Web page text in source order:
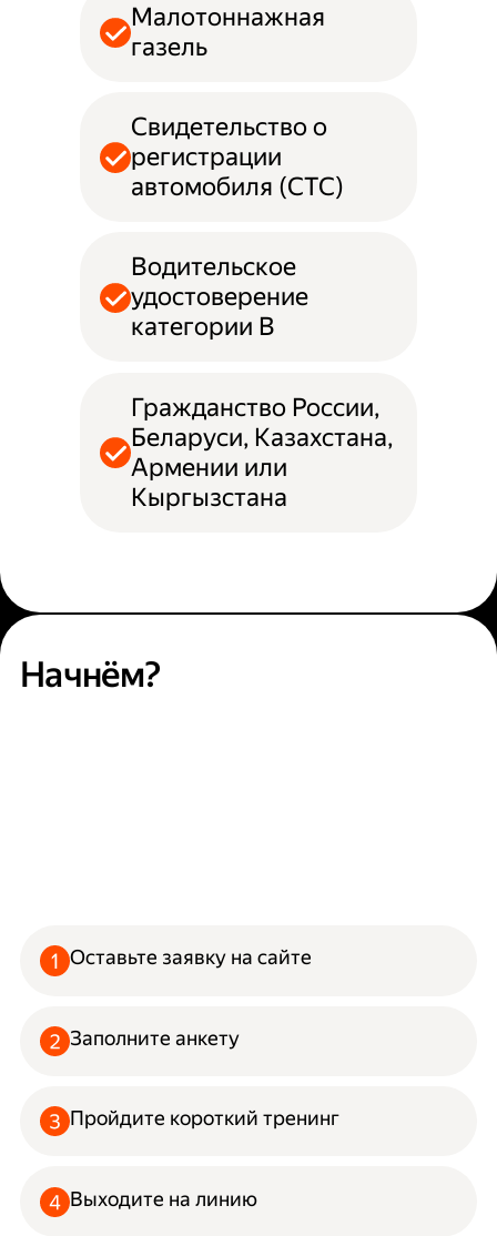
Малотоннажная
газель
Свидетельство о
регистрации
автомобиля (СТС)
Водительское
удостоверение
категории B
Гражданство России,
Беларуси, Казахстана,
Армении или
Кыргызстана
Начнём?
Оставьте заявку на сайте
Заполните анкету
Пройдите короткий тренинг
Выходите на линию